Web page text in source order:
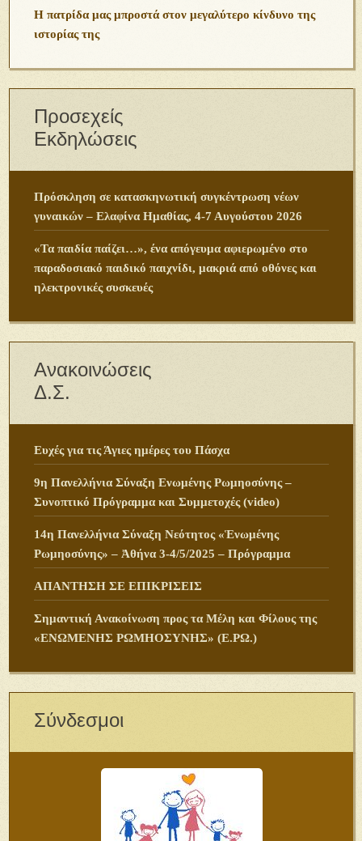
Η πατρίδα μας μπροστά στον μεγαλύτερο κίνδυνο της
ιστορίας της
Προσεχείς
Εκδηλώσεις
Πρόσκληση σε κατασκηνωτική συγκέντρωση νέων
γυναικών – Ελαφίνα Ημαθίας, 4-7 Αυγούστου 2026
«Τα παιδία παίζει…», ένα απόγευμα αφιερωμένο στο
παραδοσιακό παιδικό παιχνίδι, μακριά από οθόνες και
ηλεκτρονικές συσκευές
Ανακοινώσεις
Δ.Σ.
Ευχές για τις Άγιες ημέρες του Πάσχα
9η Πανελλήνια Σύναξη Ενωμένης Ρωμηοσύνης –
Συνοπτικό Πρόγραμμα και Συμμετοχές (video)
14η Πανελλήνια Σύναξη Νεότητος «Ἑνωμένης
Ρωμηοσύνης» – Ἀθήνα 3-4/5/2025 – Πρόγραμμα
ΑΠΑΝΤΗΣΗ ΣΕ ΕΠΙΚΡΙΣΕΙΣ
Σημαντική Ανακοίνωση προς τα Μέλη και Φίλους της
«ΕΝΩΜΕΝΗΣ ΡΩΜΗΟΣΥΝΗΣ» (Ε.ΡΩ.)
Σύνδεσμοι